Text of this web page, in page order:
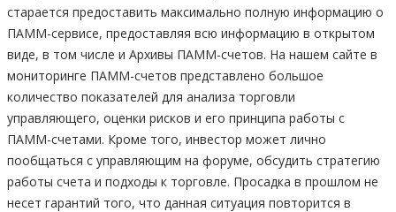
старается предоставить максимально полную информацию о
ПАММ-сервисе, предоставляя всю информацию в открытом
виде, в том числе и Архивы ПАММ-счетов. На нашем сайте в
мониторинге ПАММ-счетов представлено большое
количество показателей для анализа торговли
управляющего, оценки рисков и его принципа работы с
ПАММ-счетами. Кроме того, инвестор может лично
пообщаться с управляющим на форуме, обсудить стратегию
работы счета и подходы к торговле. Просадка в прошлом не
несет гарантий того, что данная ситуация повторится в